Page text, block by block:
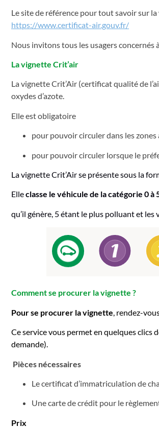
Le site de référence pour tout savoir sur la
https://www.certificat-air.gouv.fr/
Nous invitons tous les usagers concernés
La vignette Crit’air
La vignette Crit’Air (certificat qualité de
oxydes d’azote.
Elle est obligatoire
pour pouvoir circuler dans les
pour pouvoir circuler lorsque le
La vignette Crit’Air se présente sous la
Elleclasse le véhicule de la catégorie 0 à
qu’il génère, 5 étant le plus polluant et
Comment se procurer la vignette ?
Pour se procurer la vignette, rendez-
Ce service vous permet en quelques clics
demande).
Pièces nécessaires
Le certificat d’immatriculation de
Une carte de crédit pour le
Prix